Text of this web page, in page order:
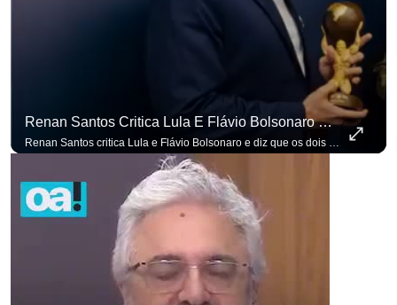
Renan Santos Critica Lula E Flávio Bolsonaro E Diz Que Os Dois São Lados Da Mesma Moeda.